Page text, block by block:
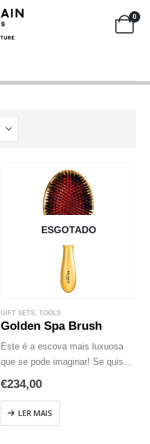
0
ESGOTADO
GIFT SETS, TOOLS
Golden Spa Brush
Este é a escova mais luxuosa
que se pode imaginar! Se quiser
cuidar bem do seu cabelo, este é
o acessório perfeito. Agora pode
brilhar com esta escova dourada
e…
€234,00
LER MAIS